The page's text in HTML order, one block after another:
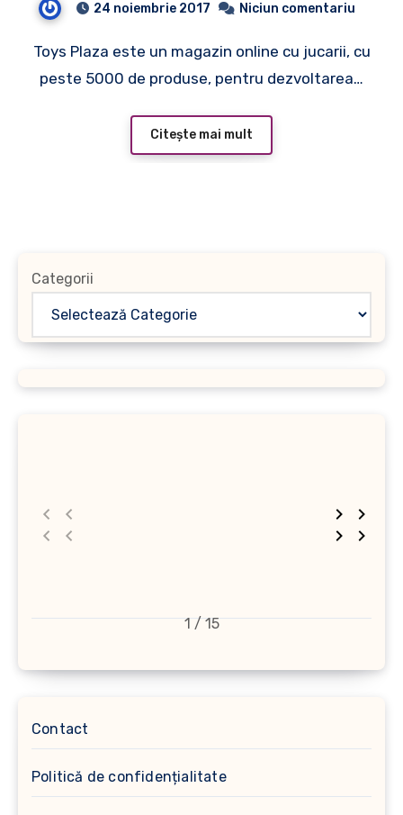
24 noiembrie 2017 Niciun comentariu
Toys Plaza este un magazin online cu jucarii, cu
peste 5000 de produse, pentru dezvoltarea…
Citește mai mult
Categorii
1 / 15
Contact
Politică de confidențialitate